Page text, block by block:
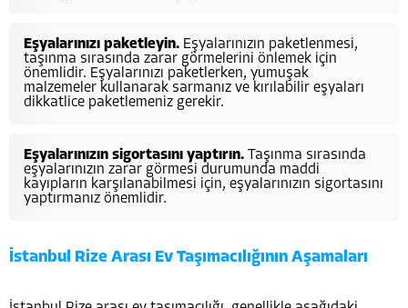
Eşyalarınızı paketleyin. Eşyalarınızın paketlenmesi,
taşınma sırasında zarar görmelerini önlemek için
önemlidir. Eşyalarınızı paketlerken, yumuşak
malzemeler kullanarak sarmanız ve kırılabilir eşyaları
dikkatlice paketlemeniz gerekir.
Eşyalarınızın sigortasını yaptırın. Taşınma sırasında
eşyalarınızın zarar görmesi durumunda maddi
kayıpların karşılanabilmesi için, eşyalarınızın sigortasını
yaptırmanız önemlidir.
İstanbul Rize Arası Ev Taşımacılığının Aşamaları